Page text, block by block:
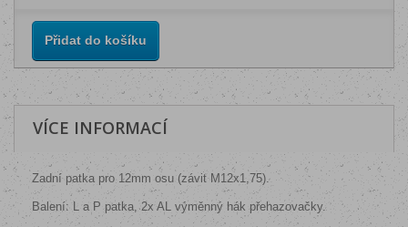
Přidat do košíku
VÍCE INFORMACÍ
Zadní patka pro 12mm osu (závit M12x1,75).
Balení: L a P patka, 2x AL výměnný hák přehazovačky.